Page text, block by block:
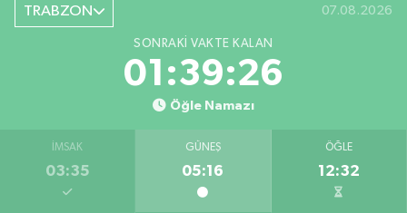
TRABZON 07.08.2026
SONRAKI VAKTE KALAN
01:39:25
Öğle Namazı
İMSAK
03:35
GÜNEŞ
05:16
ÖĞLE
12:32